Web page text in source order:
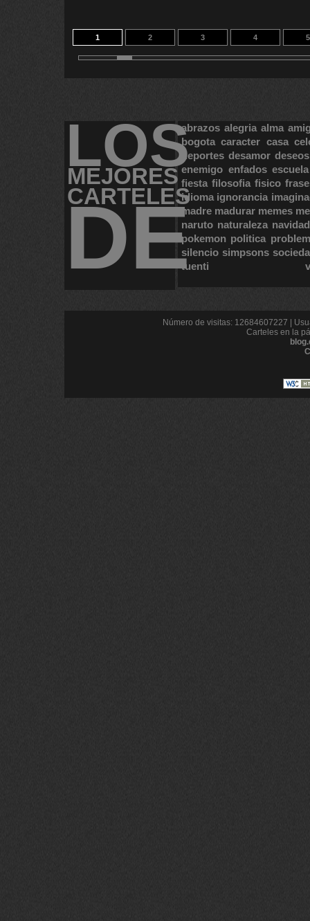
1 2 3 4 5
11
LOS
MEJORES
CARTELES
DE
abrazos alegria alma
bogota caracter casa
deportes desamor deseos
enemigo enfados escuela
fiesta filosofia fisico
idioma ignorancia
madre madurar memes
naruto naturaleza navidad
pokemon politica
silencio simpsons
tuenti
Número de visitas: 12684607227 |
Carteles en la